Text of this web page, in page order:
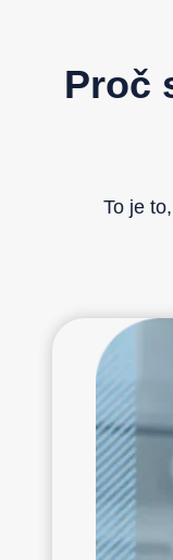
Proč
To je